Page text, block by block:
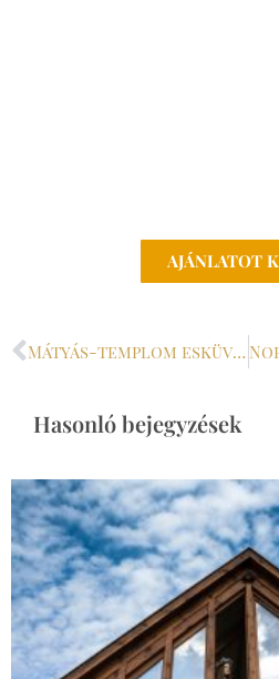
AJÁNLATOT
Mátyás-templom esküvő, templomi esküvői szertartás
Hasonló bejegyzések